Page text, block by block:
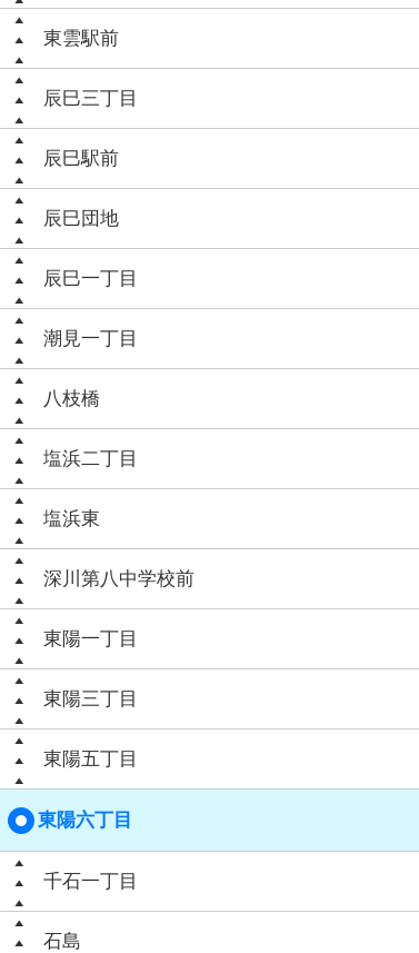
東雲駅前
辰巳三丁目
辰巳駅前
辰巳団地
辰巳一丁目
潮見一丁目
八枝橋
塩浜二丁目
塩浜東
深川第八中学校前
東陽一丁目
東陽三丁目
東陽五丁目
東陽六丁目
千石一丁目
石島